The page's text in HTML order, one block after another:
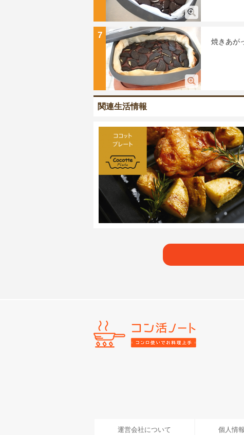
7
焼きあが
関連生活情報
運営会社について 個人情